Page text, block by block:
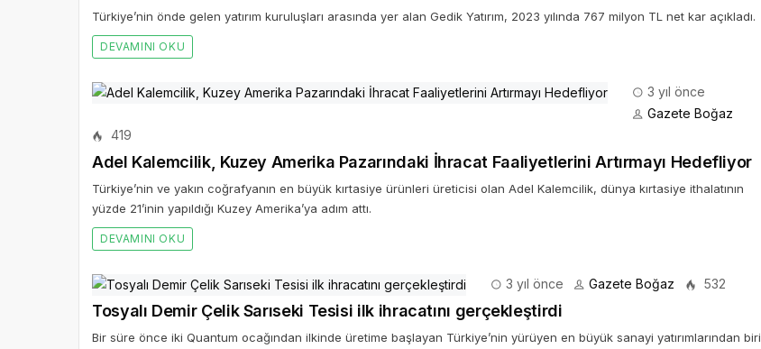
Türkiye’nin önde gelen yatırım kuruluşları arasında yer alan Gedik Yatırım, 2023 yılında 767 milyon TL net kar açıkladı.
DEVAMINI OKU
3 yıl önce
Gazete Boğaz
419
Adel Kalemcilik, Kuzey Amerika Pazarındaki İhracat Faaliyetlerini Artırmayı Hedefliyor
Türkiye’nin ve yakın coğrafyanın en büyük kırtasiye ürünleri üreticisi olan Adel Kalemcilik, dünya kırtasiye ithalatının
yüzde 21’inin yapıldığı Kuzey Amerika’ya adım attı.
DEVAMINI OKU
3 yıl önce Gazete Boğaz 532
Tosyalı Demir Çelik Sarıseki Tesisi ilk ihracatını gerçekleştirdi
Bir süre önce iki Quantum ocağından ilkinde üretime başlayan Türkiye’nin yürüyen en büyük sanayi yatırımlarından biri